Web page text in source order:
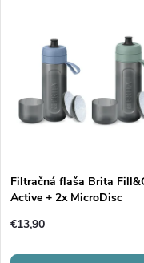
Filtračná fľaša Brita
Active + 2x MicroDisc
€13,90